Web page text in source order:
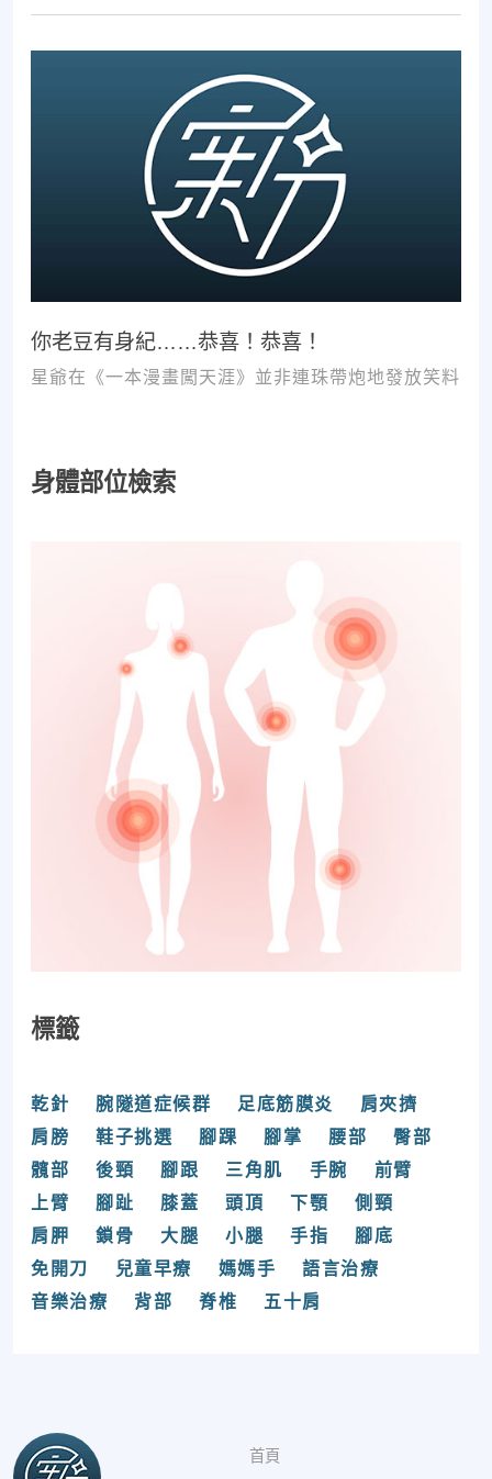
次推拿、按摩，都難以讓您徹底擺脫不適。
你老豆有身紀……恭喜！恭喜！
星爺在《一本漫畫闖天涯》並非連珠帶炮地發放笑料
身體部位檢索
標籤
乾針 腕隧道症候群 足底筋膜炎
肩夾擠
肩膀
鞋子挑選 腳踝 腳掌 腰部
臀部
髖部
後頸 腳跟 三角肌 手腕
前臂
上臂
腳趾 膝蓋 頭頂 下顎
側頸
肩胛
鎖骨 大腿 小腿 手指
腳底
免開刀
兒童早療 媽媽手
語言治療
音樂治療
背部 脊椎 五十肩
首頁